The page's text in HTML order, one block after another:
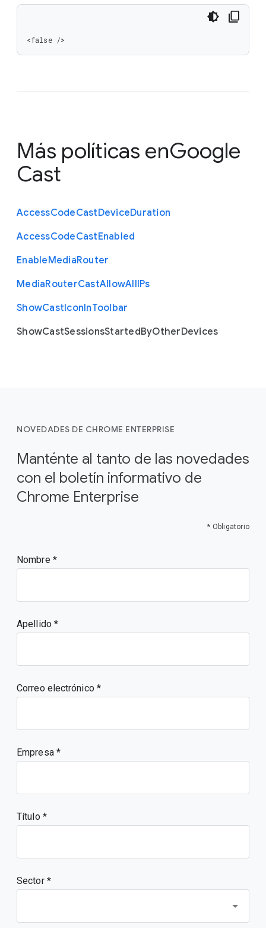
<false />
Más políticas enGoogle
Cast
AccessCodeCastDeviceDuration
AccessCodeCastEnabled
EnableMediaRouter
MediaRouterCastAllowAllIPs
ShowCastIconInToolbar
ShowCastSessionsStartedByOtherDevices
NOVEDADES DE CHROME ENTERPRISE
Manténte al tanto de las novedades
con el boletín informativo de
Chrome Enterprise
* Obligatorio
Nombre
Apellido
Correo electrónico
Empresa
Título
Sector *